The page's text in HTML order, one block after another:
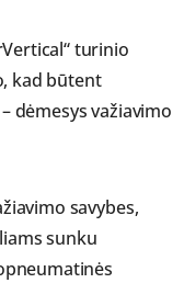
turinio
kad būtent
dėmesys važiavimo
savybes,
sunku